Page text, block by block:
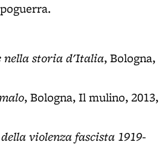
nella storia d'Italia, Bologna,
, Bologna, Il mulino, 2013,
violenza fascista 1919-